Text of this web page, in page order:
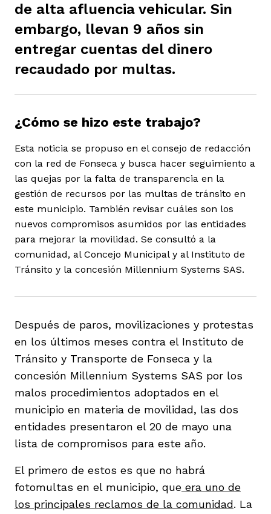
de alta afluencia vehicular. Sin
embargo, llevan 9 años sin
entregar cuentas del dinero
recaudado por multas.
¿Cómo se hizo este trabajo?
Esta noticia se propuso en el consejo de redacción
con la red de Fonseca y busca hacer seguimiento a
las quejas por la falta de transparencia en la
gestión de recursos por las multas de tránsito en
este municipio. También revisar cuáles son los
nuevos compromisos asumidos por las entidades
para mejorar la movilidad. Se consultó a la
comunidad, al Concejo Municipal y al Instituto de
Tránsito y la concesión Millennium Systems SAS.
Después de paros, movilizaciones y protestas
en los últimos meses contra el Instituto de
Tránsito y Transporte de Fonseca y la
concesión Millennium Systems SAS por los
malos procedimientos adoptados en el
municipio en materia de movilidad, las dos
entidades presentaron el 20 de mayo una
lista de compromisos para este año.
El primero de estos es que no habrá
fotomultas en el municipio, que era uno de
los principales reclamos de la comunidad. La
2023
Baja
del Cesar
Ana